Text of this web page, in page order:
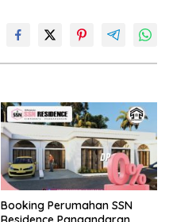
Booking Perumahan SSN